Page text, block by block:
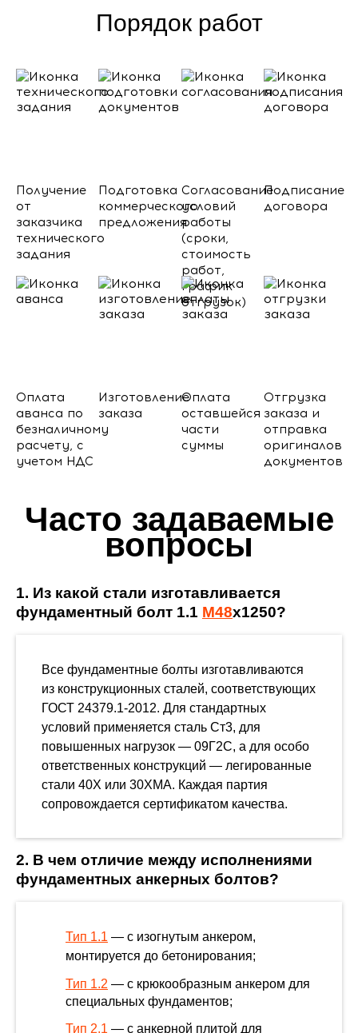
Порядок работ
Получение
от
заказчика
технического
задания
Подготовка
коммерческого
предложения
Согласование
условий
работы
(сроки,
стоимость
работ,
график
отгрузок)
Подписание
договора
Оплата
аванса по
безналичному
расчету, с
учетом НДС
Изготовление
заказа
Оплата
оставшейся
части
суммы
Отгрузка
заказа и
отправка
оригиналов
документов
Часто задаваемые
вопросы
1. Из какой стали изготавливается
фундаментный болт 1.1 М48х1250?
Все фундаментные болты изготавливаются
из конструкционных сталей, соответствующих
ГОСТ 24379.1-2012. Для стандартных
условий применяется сталь Ст3, для
повышенных нагрузок — 09Г2С, а для особо
ответственных конструкций — легированные
стали 40Х или 30ХМА. Каждая партия
сопровождается сертификатом качества.
2. В чем отличие между исполнениями
фундаментных анкерных болтов?
Тип 1.1 — с изогнутым анкером,
монтируется до бетонирования;
Тип 1.2 — с крюкообразным анкером для
специальных фундаментов;
Тип 2.1 — с анкерной плитой для